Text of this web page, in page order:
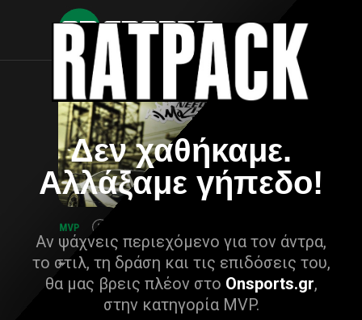
Δεν χαθήκαμε.
Αλλάξαμε γήπεδο!
Αν ψάχνεις περιεχόμενο για τον άντρα,
το στιλ, τη δράση και τις επιδόσεις του,
θα μας βρεις πλέον στο Onsports.gr,
στην κατηγορία MVP.